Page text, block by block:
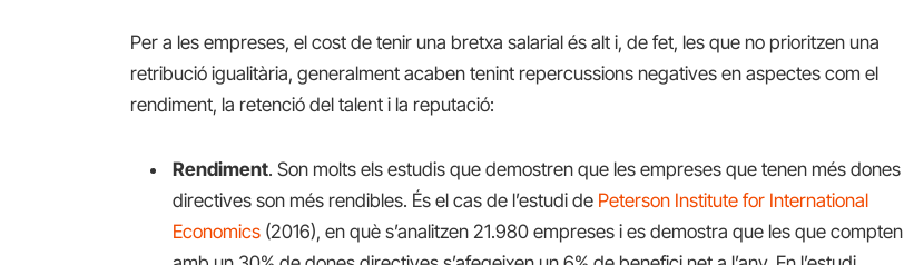
Per a les empreses, el cost de tenir una bretxa salarial és alt i, de fet, les que no prioritzen una
retribució igualitària, generalment acaben tenint repercussions negatives en aspectes com el
rendiment, la retenció del talent i la reputació:
Rendiment. Son molts els estudis que demostren que les empreses que tenen més dones
directives son més rendibles. És el cas de l’estudi de Peterson Institute for International
Economics (2016), en què s’analitzen 21.980 empreses i es demostra que les que compten